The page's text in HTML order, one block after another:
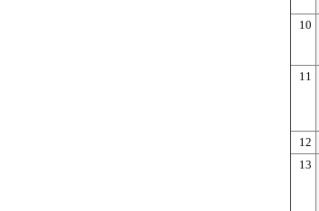
10
11
12
13